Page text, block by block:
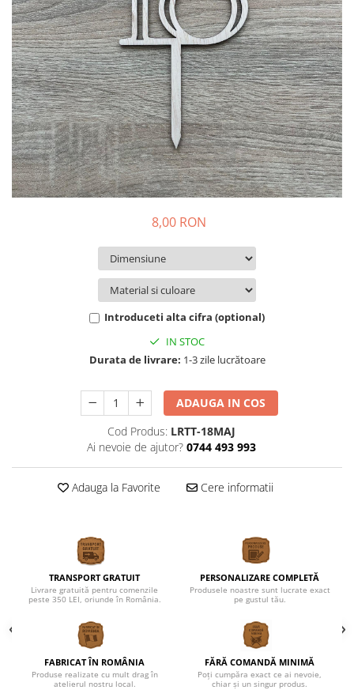
Decoratiuni Craciun
Pachete cadou Craciun
Paste
Decoratiuni Paste
Valentines Day
Cadouri indragostiti
1-8 Martie
Scoala/Absolvire
8,00 RON
Introduceti alta cifra (optional)
IN STOC
Durata de livrare: 1-3 zile lucrătoare
ADAUGA IN COS
Cod Produs: LRTT-18MAJ
Ai nevoie de ajutor? 0744 493 993
Adauga la Favorite Cere informatii
TRANSPORT GRATUIT
Livrare gratuită pentru comenzile
peste 350 LEI, oriunde în România.
PERSONALIZARE COMPLETĂ
Produsele noastre sunt lucrate exact
pe gustul tău.
FABRICAT ÎN ROMÂNIA
Produse realizate cu mult drag în
atelierul nostru local.
FĂRĂ COMANDĂ MINIMĂ
Poți cumpăra exact ce ai nevoie,
chiar și un singur produs.